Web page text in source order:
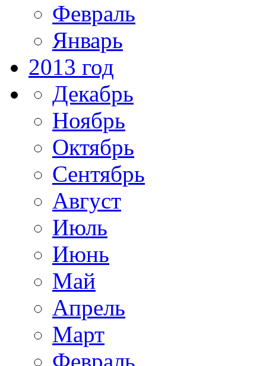
Февраль
Январь
2013 год
Декабрь
Ноябрь
Октябрь
Сентябрь
Август
Июль
Июнь
Май
Апрель
Март